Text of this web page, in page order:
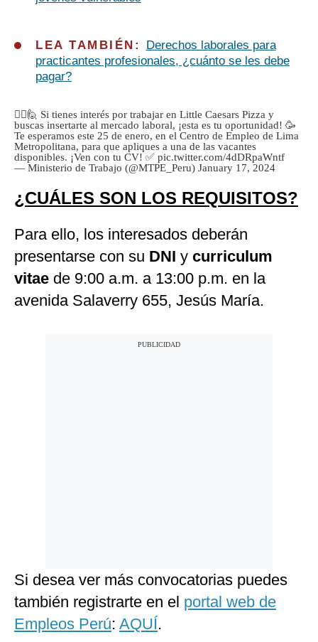
LEA TAMBIÉN:
Derechos laborales para
practicantes profesionales, ¿cuánto se les debe
pagar?
🙋‍♂️🙋 Si tienes interés por trabajar en Little Caesars Pizza y
buscas insertarte al mercado laboral, ¡esta es tu oportunidad! 🥳
Te esperamos este 25 de enero, en el Centro de Empleo de Lima
Metropolitana, para que apliques a una de las vacantes
disponibles. ¡Ven con tu CV! ✅ pic.twitter.com/4dDRpaWntf
— Ministerio de Trabajo (@MTPE_Peru) January 17, 2024
¿CUÁLES SON LOS REQUISITOS?
Para ello, los interesados deberán
presentarse con su DNI y curriculum
vitae de 9:00 a.m. a 13:00 p.m. en la
avenida Salaverry 655, Jesús María.
Si desea ver más convocatorias puedes
también registrarte en el portal web de
Empleos Perú: AQUÍ.